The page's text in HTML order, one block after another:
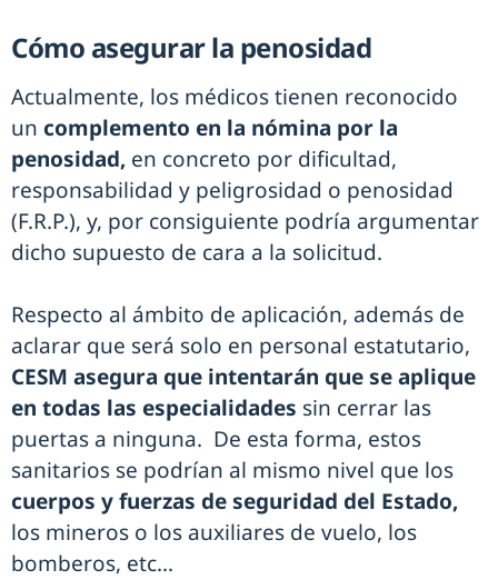
Cómo asegurar la penosidad
Actualmente, los médicos tienen reconocido
un complemento en la nómina por la
penosidad, en concreto por dificultad,
responsabilidad y peligrosidad o penosidad
(F.R.P.), y, por consiguiente podría argumentar
dicho supuesto de cara a la solicitud.
Respecto al ámbito de aplicación, además de
aclarar que será solo en personal estatutario,
CESM asegura que intentarán que se aplique
en todas las especialidades sin cerrar las
puertas a ninguna. De esta forma, estos
sanitarios se podrían al mismo nivel que los
cuerpos y fuerzas de seguridad del Estado,
los mineros o los auxiliares de vuelo, los
bomberos, etc...